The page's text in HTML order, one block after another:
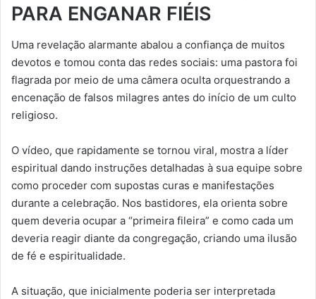
PARA ENGANAR FIÉIS
Uma revelação alarmante abalou a confiança de muitos
devotos e tomou conta das redes sociais: uma pastora foi
flagrada por meio de uma câmera oculta orquestrando a
encenação de falsos milagres antes do início de um culto
religioso.
O vídeo, que rapidamente se tornou viral, mostra a líder
espiritual dando instruções detalhadas à sua equipe sobre
como proceder com supostas curas e manifestações
durante a celebração. Nos bastidores, ela orienta sobre
quem deveria ocupar a “primeira fileira” e como cada um
deveria reagir diante da congregação, criando uma ilusão
de fé e espiritualidade.
A situação, que inicialmente poderia ser interpretada